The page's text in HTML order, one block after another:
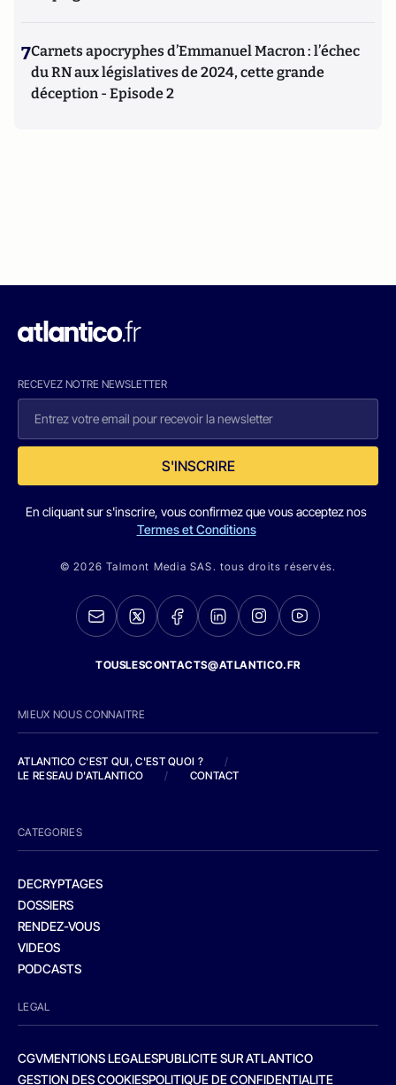
7Carnets apocryphes d’Emmanuel Macron : l’échec
du RN aux législatives de 2024, cette grande
déception - Episode 2
RECEVEZ NOTRE NEWSLETTER
S'INSCRIRE
En cliquant sur s'inscrire, vous confirmez que vous acceptez nos
Termes et Conditions
© 2026 Talmont Media SAS. tous droits réservés.
TOUSLESCONTACTS@ATLANTICO.FR
MIEUX NOUS CONNAITRE
ATLANTICO C'EST QUI, C'EST QUOI ?
/
LE RESEAU D'ATLANTICO
/ CONTACT
CATEGORIES
DECRYPTAGES
DOSSIERS
RENDEZ-VOUS
VIDEOS
PODCASTS
LEGAL
CGVMENTIONS LEGALESPUBLICITE SUR ATLANTICO
GESTION DES COOKIESPOLITIQUE DE CONFIDENTIALITE